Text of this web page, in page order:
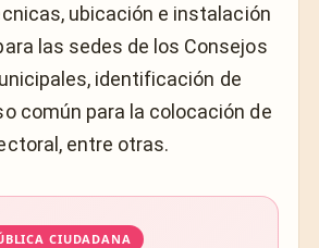
ubicación e instalación
las sedes de los Consejos
identificación de
común para la colocación de
entre otras.
CIUDADANA